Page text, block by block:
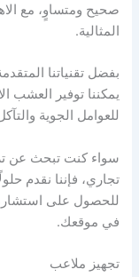
صحيح ومتساوٍ، مع
المثالية.
بفضل تقنياتنا
يمكننا توفير العشب
للعوامل الجوية
سواء كنت تبحث عن
تجاري، فإننا نقدم
للحصول على
في موقعك.
تجهيز ملاعب